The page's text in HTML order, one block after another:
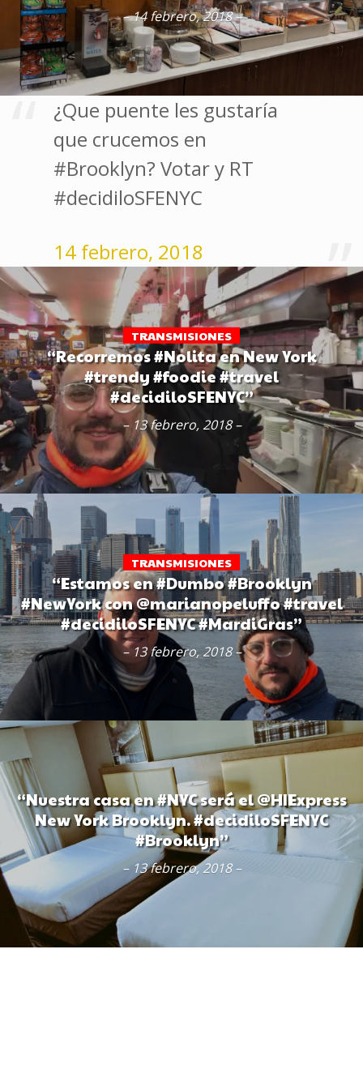
– 14 febrero, 2018 –
¿Que puente les gustaría
que crucemos en
#Brooklyn? Votar y RT
#decidiloSFENYC
14 febrero, 2018
TRANSMISIONES
“Recorremos #Nolita en New York
#trendy #foodie #travel
#decidiloSFENYC”
– 13 febrero, 2018 –
TRANSMISIONES
“Estamos en #Dumbo #Brooklyn
#NewYork con @marianopeluffo #travel
#decidiloSFENYC #MardiGras”
– 13 febrero, 2018 –
“Nuestra casa en #NYC será el @HIExpress
New York Brooklyn. #decidiloSFENYC
#Brooklyn”
– 13 febrero, 2018 –